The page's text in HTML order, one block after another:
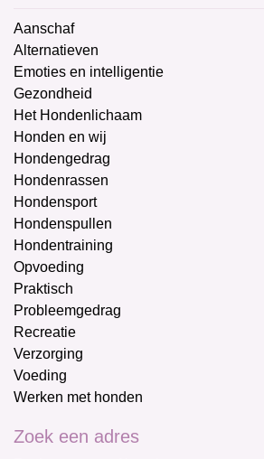
Aanschaf
Alternatieven
Emoties en intelligentie
Gezondheid
Het Hondenlichaam
Honden en wij
Hondengedrag
Hondenrassen
Hondensport
Hondenspullen
Hondentraining
Opvoeding
Praktisch
Probleemgedrag
Recreatie
Verzorging
Voeding
Werken met honden
Zoek een adres